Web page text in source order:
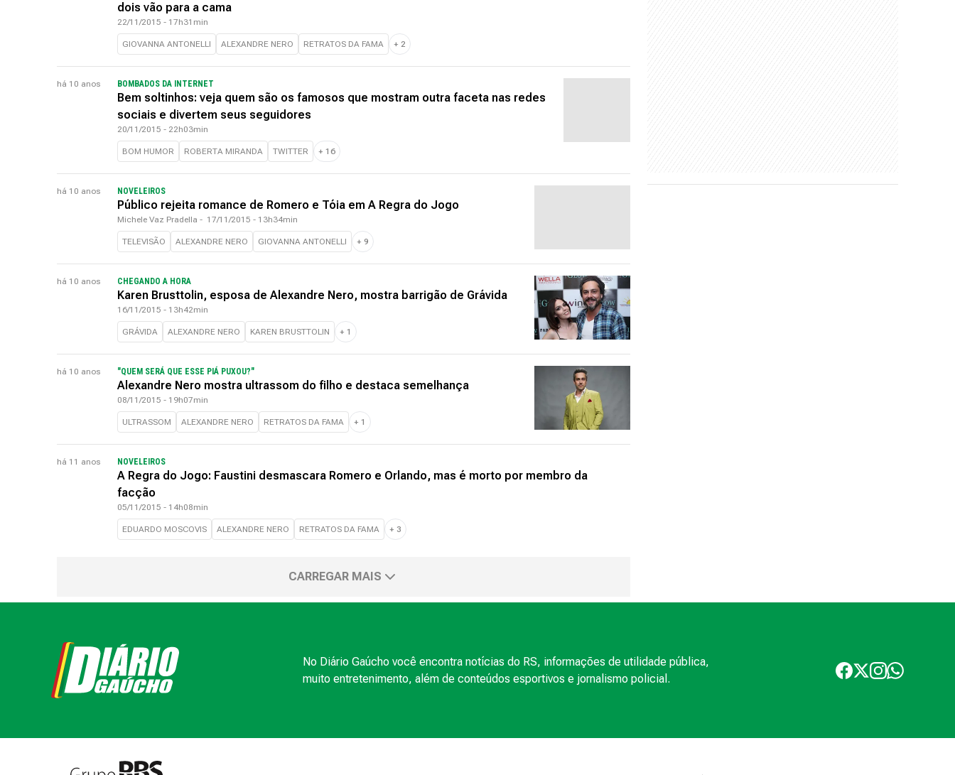
dois vão para a cama
22/11/2015 - 17h31min
GIOVANNA ANTONELLI ALEXANDRE NERO RETRATOS DA FAMA + 2
há 10 anos BOMBADOS DA INTERNET
Bem soltinhos: veja quem são os famosos que mostram outra faceta nas redes
sociais e divertem seus seguidores
20/11/2015 - 22h03min
BOM HUMOR ROBERTA MIRANDA TWITTER + 16
há 10 anos NOVELEIROS
Público rejeita romance de Romero e Tóia em A Regra do Jogo
Michele Vaz Pradella - 17/11/2015 - 13h34min
TELEVISÃO ALEXANDRE NERO GIOVANNA ANTONELLI + 9
há 10 anos CHEGANDO A HORA
Karen Brusttolin, esposa de Alexandre Nero, mostra barrigão de Grávida
16/11/2015 - 13h42min
GRÁVIDA ALEXANDRE NERO KAREN BRUSTTOLIN + 1
há 10 anos "QUEM SERÁ QUE ESSE PIÁ PUXOU?"
Alexandre Nero mostra ultrassom do filho e destaca semelhança
08/11/2015 - 19h07min
ULTRASSOM ALEXANDRE NERO RETRATOS DA FAMA + 1
há 11 anos NOVELEIROS
A Regra do Jogo: Faustini desmascara Romero e Orlando, mas é morto por membro da
facção
05/11/2015 - 14h08min
EDUARDO MOSCOVIS ALEXANDRE NERO RETRATOS DA FAMA + 3
CARREGAR MAIS
No Diário Gaúcho você encontra notícias do RS, informações de utilidade pública,
muito entretenimento, além de conteúdos esportivos e jornalismo policial.